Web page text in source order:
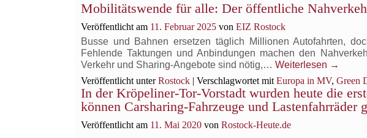
Mobilitätswende für alle: Der öffentliche
Veröffentlicht am 11. Februar 2025 von EIZ Rostock
Busse und Bahnen ersetzen täglich Millionen Autofahrten,
Fehlende Taktungen und Anbindungen machen den
Verkehr und Sharing-Angebote sind nötig,… Weiterlesen →
Veröffentlicht unter Rostock | Verschlagwortet mit Europa in MV, Green
In der Kröpeliner-Tor-Vorstadt wurden heute die
können Carsharing-Fahrzeuge und Lastenfahrräder
Veröffentlicht am 11. Mai 2020 von Rostock-Heute.de